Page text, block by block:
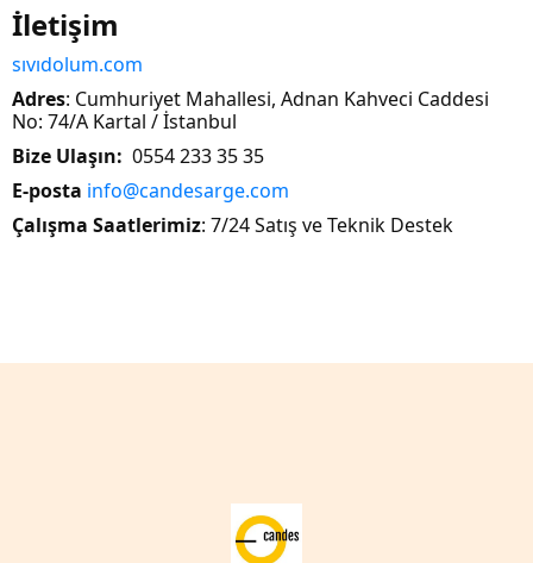
İletişim
sıvıdolum.com
Adres: Cumhuriyet Mahallesi, Adnan Kahveci Caddesi
No: 74/A Kartal / İstanbul
Bize Ulaşın: 0554 233 35 35
E-posta info@candesarge.com
Çalışma Saatlerimiz: 7/24 Satış ve Teknik Destek